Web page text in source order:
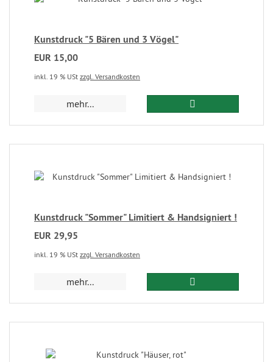
Kunstdruck "5 Bären und 3 Vögel"
EUR 15,00
inkl. 19 % USt zzgl. Versandkosten
mehr...
Kunstdruck "Sommer" Limitiert & Handsigniert !
EUR 29,95
inkl. 19 % USt zzgl. Versandkosten
mehr...